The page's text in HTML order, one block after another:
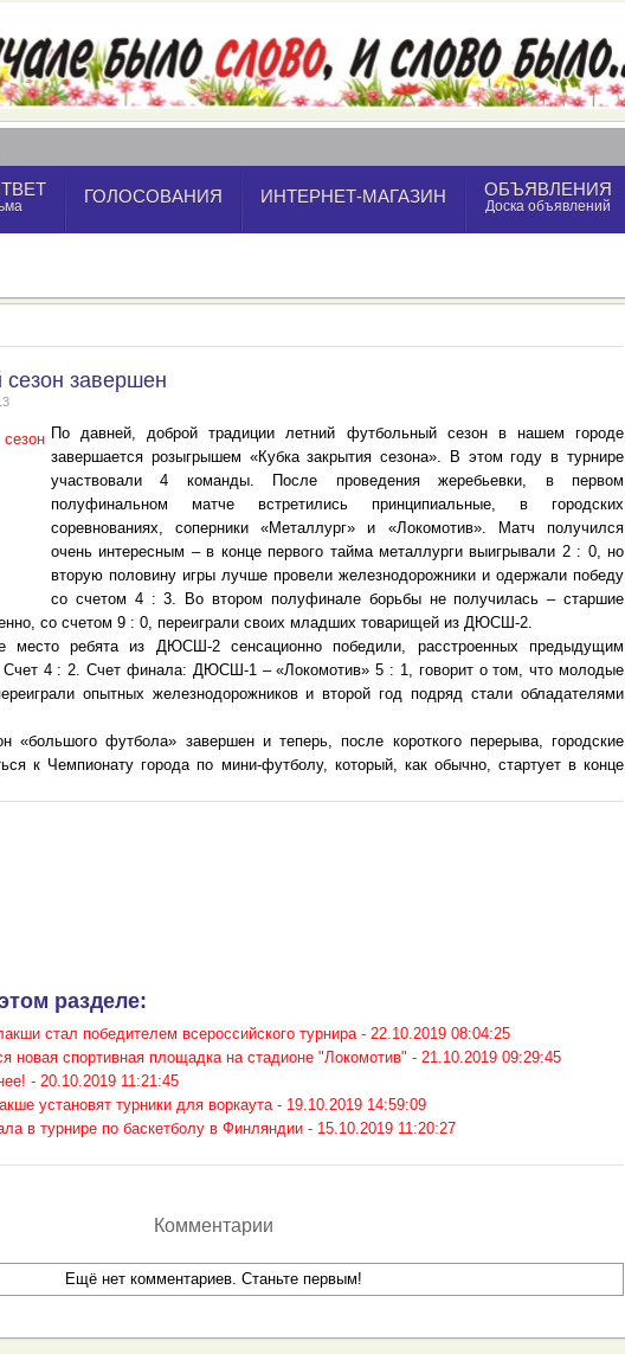
ГОЛОСОВАНИЯ ИНТЕРНЕТ-МАГАЗИН ОБЪЯВЛЕНИЯ
Доска объявлений
завершен
По давней, доброй традиции летний футбольный сезон в нашем городе
завершается розыгрышем «Кубка закрытия сезона». В этом году в турнире
участвовали 4 команды. После проведения жеребьевки, в первом
полуфинальном матче встретились принципиальные, в городских
соревнованиях, соперники «Металлург» и «Локомотив». Матч получился
очень интересным – в конце первого тайма металлурги выигрывали 2 : 0, но
вторую половину игры лучше провели железнодорожники и одержали победу
со счетом 4 : 3. Во втором полуфинале борьбы не получилась – старшие
со счетом 9 : 0, переиграли своих младших товарищей из ДЮСШ-2.
ребята из ДЮСШ-2 сенсационно победили, расстроенных предыдущим
Счет 4 : 2. Счет финала: ДЮСШ-1 – «Локомотив» 5 : 1, говорит о том, что молодые
опытных железнодорожников и второй год подряд стали обладателями
«большого футбола» завершен и теперь, после короткого перерыва, городские
к Чемпионату города по мини-футболу, который, как обычно, стартует в конце
разделе:
стал победителем всероссийского турнира - 22.10.2019 08:04:25
новая спортивная площадка на стадионе "Локомотив" - 21.10.2019 09:29:45
- 20.10.2019 11:21:45
установят турники для воркаута - 19.10.2019 14:59:09
в турнире по баскетболу в Финляндии - 15.10.2019 11:20:27
Комментарии
Ещё нет комментариев. Станьте первым!